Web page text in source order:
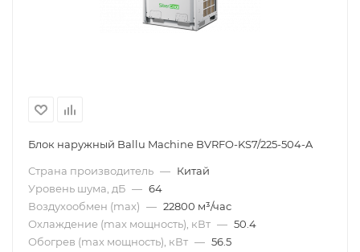
Блок наружный Ballu Machine BVRFO-KS7/225-504-A
Страна производитель — Китай
Уровень шума, дБ — 64
Воздухообмен (max) — 22800 м³/час
Охлаждение (max мощность), кВт — 50.4
Обогрев (max мощность), кВт — 56.5